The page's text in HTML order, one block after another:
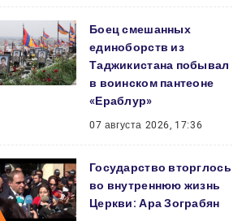
Боец смешанных
единоборств из
Таджикистана побывал
в воинском пантеоне
«Ераблур»
07 августа 2026, 17:36
Государство вторглось
во внутреннюю жизнь
Церкви: Ара Зограбян